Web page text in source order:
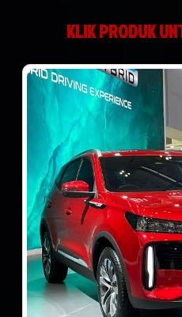
KLIK PRODUK